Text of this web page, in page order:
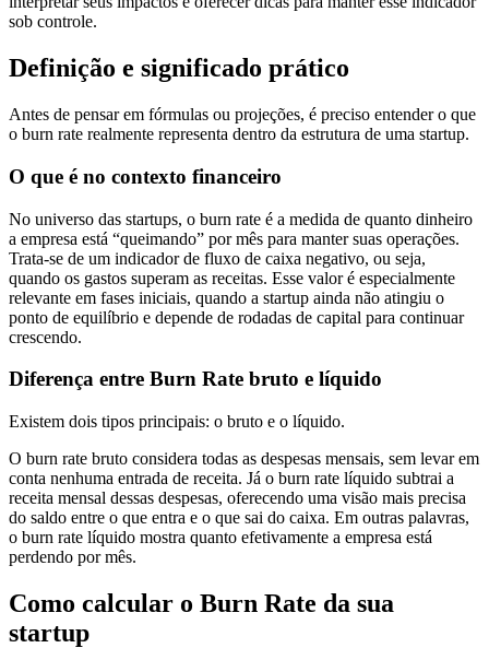
sob controle.
Definição e significado prático
Antes de pensar em fórmulas ou projeções, é preciso entender o que
o burn rate realmente representa dentro da estrutura de uma startup.
O que é no contexto financeiro
No universo das startups, o burn rate é a medida de quanto dinheiro
a empresa está “queimando” por mês para manter suas operações.
Trata-se de um indicador de fluxo de caixa negativo, ou seja,
quando os gastos superam as receitas. Esse valor é especialmente
relevante em fases iniciais, quando a startup ainda não atingiu o
ponto de equilíbrio e depende de rodadas de capital para continuar
crescendo.
Diferença entre Burn Rate bruto e líquido
Existem dois tipos principais: o bruto e o líquido.
O burn rate bruto considera todas as despesas mensais, sem levar em
conta nenhuma entrada de receita. Já o burn rate líquido subtrai a
receita mensal dessas despesas, oferecendo uma visão mais precisa
do saldo entre o que entra e o que sai do caixa. Em outras palavras,
o burn rate líquido mostra quanto efetivamente a empresa está
perdendo por mês.
Como calcular o Burn Rate da sua
startup